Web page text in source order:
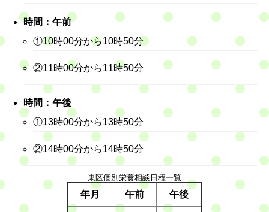
時間：午前
①10時00分から10時50分
②11時00分から11時50分
時間：午後
①13時00分から13時50分
②14時00分から14時50分
東区個別栄養相談日程一覧
年月 午前 午後